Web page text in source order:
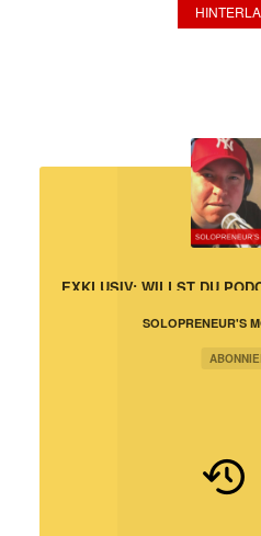
SOLOPRENEUR'S
TÄGLICHEN
EXKLUSIV: WILLST DU